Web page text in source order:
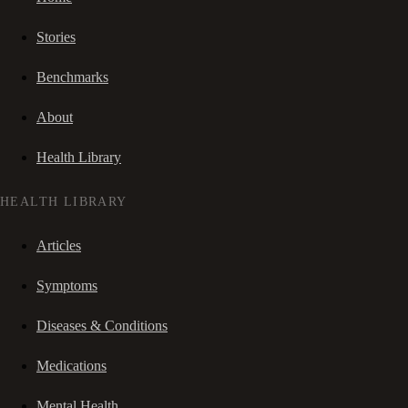
Stories
Benchmarks
About
Health Library
HEALTH LIBRARY
Articles
Symptoms
Diseases & Conditions
Medications